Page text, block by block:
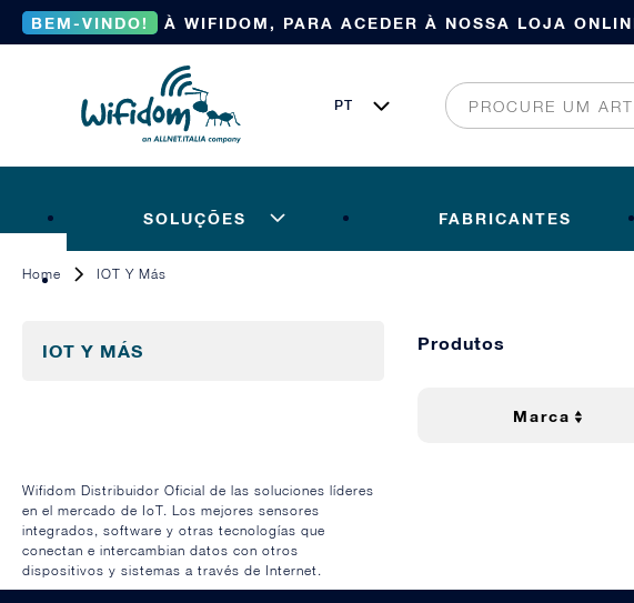
BEM-VINDO! À WIFIDOM, PARA ACEDER À NOSSA LOJA
SOLUÇÕES FABRICANTES
Home IOT Y Más
IOT Y MÁS
Wifidom Distribuidor Oficial de las soluciones líderes
en el mercado de IoT. Los mejores sensores
integrados, software y otras tecnologías que
conectan e intercambian datos con otros
dispositivos y sistemas a través de Internet.
Produtos
Marca